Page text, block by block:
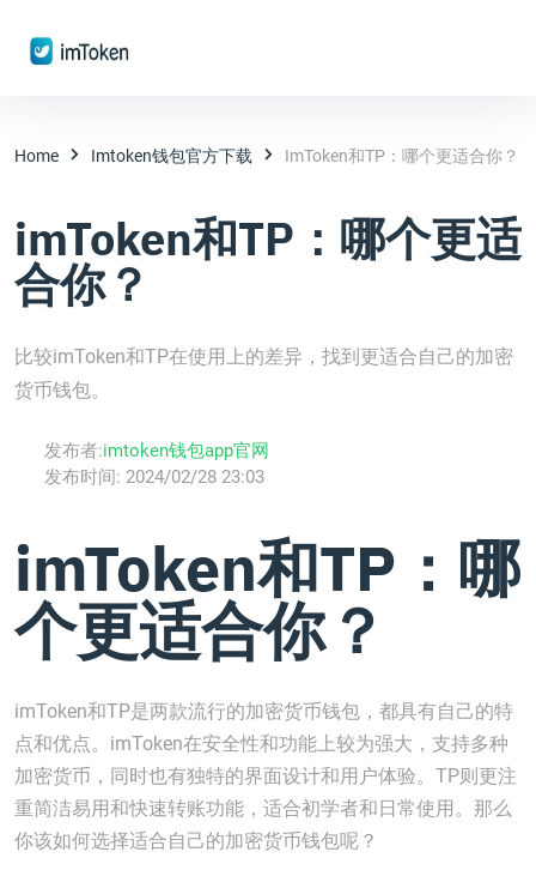
Home Imtoken钱包官方下载 ImToken和TP：哪个更适合你？
imToken和TP：哪个更适
合你？
比较imToken和TP在使用上的差异，找到更适合自己的加密
货币钱包。
发布者:imtoken钱包app官网
发布时间: 2024/02/28 23:03
imToken和TP：哪
个更适合你？
imToken和TP是两款流行的加密货币钱包，都具有自己的特
点和优点。imToken在安全性和功能上较为强大，支持多种
加密货币，同时也有独特的界面设计和用户体验。TP则更注
重简洁易用和快速转账功能，适合初学者和日常使用。那么
你该如何选择适合自己的加密货币钱包呢？